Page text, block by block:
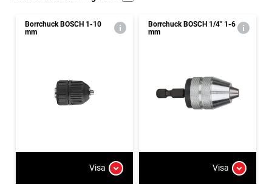
Borrchuck BOSCH 1-10
mm
Visa
Borrchuck BOSCH 1/4" 1-6
mm
Visa